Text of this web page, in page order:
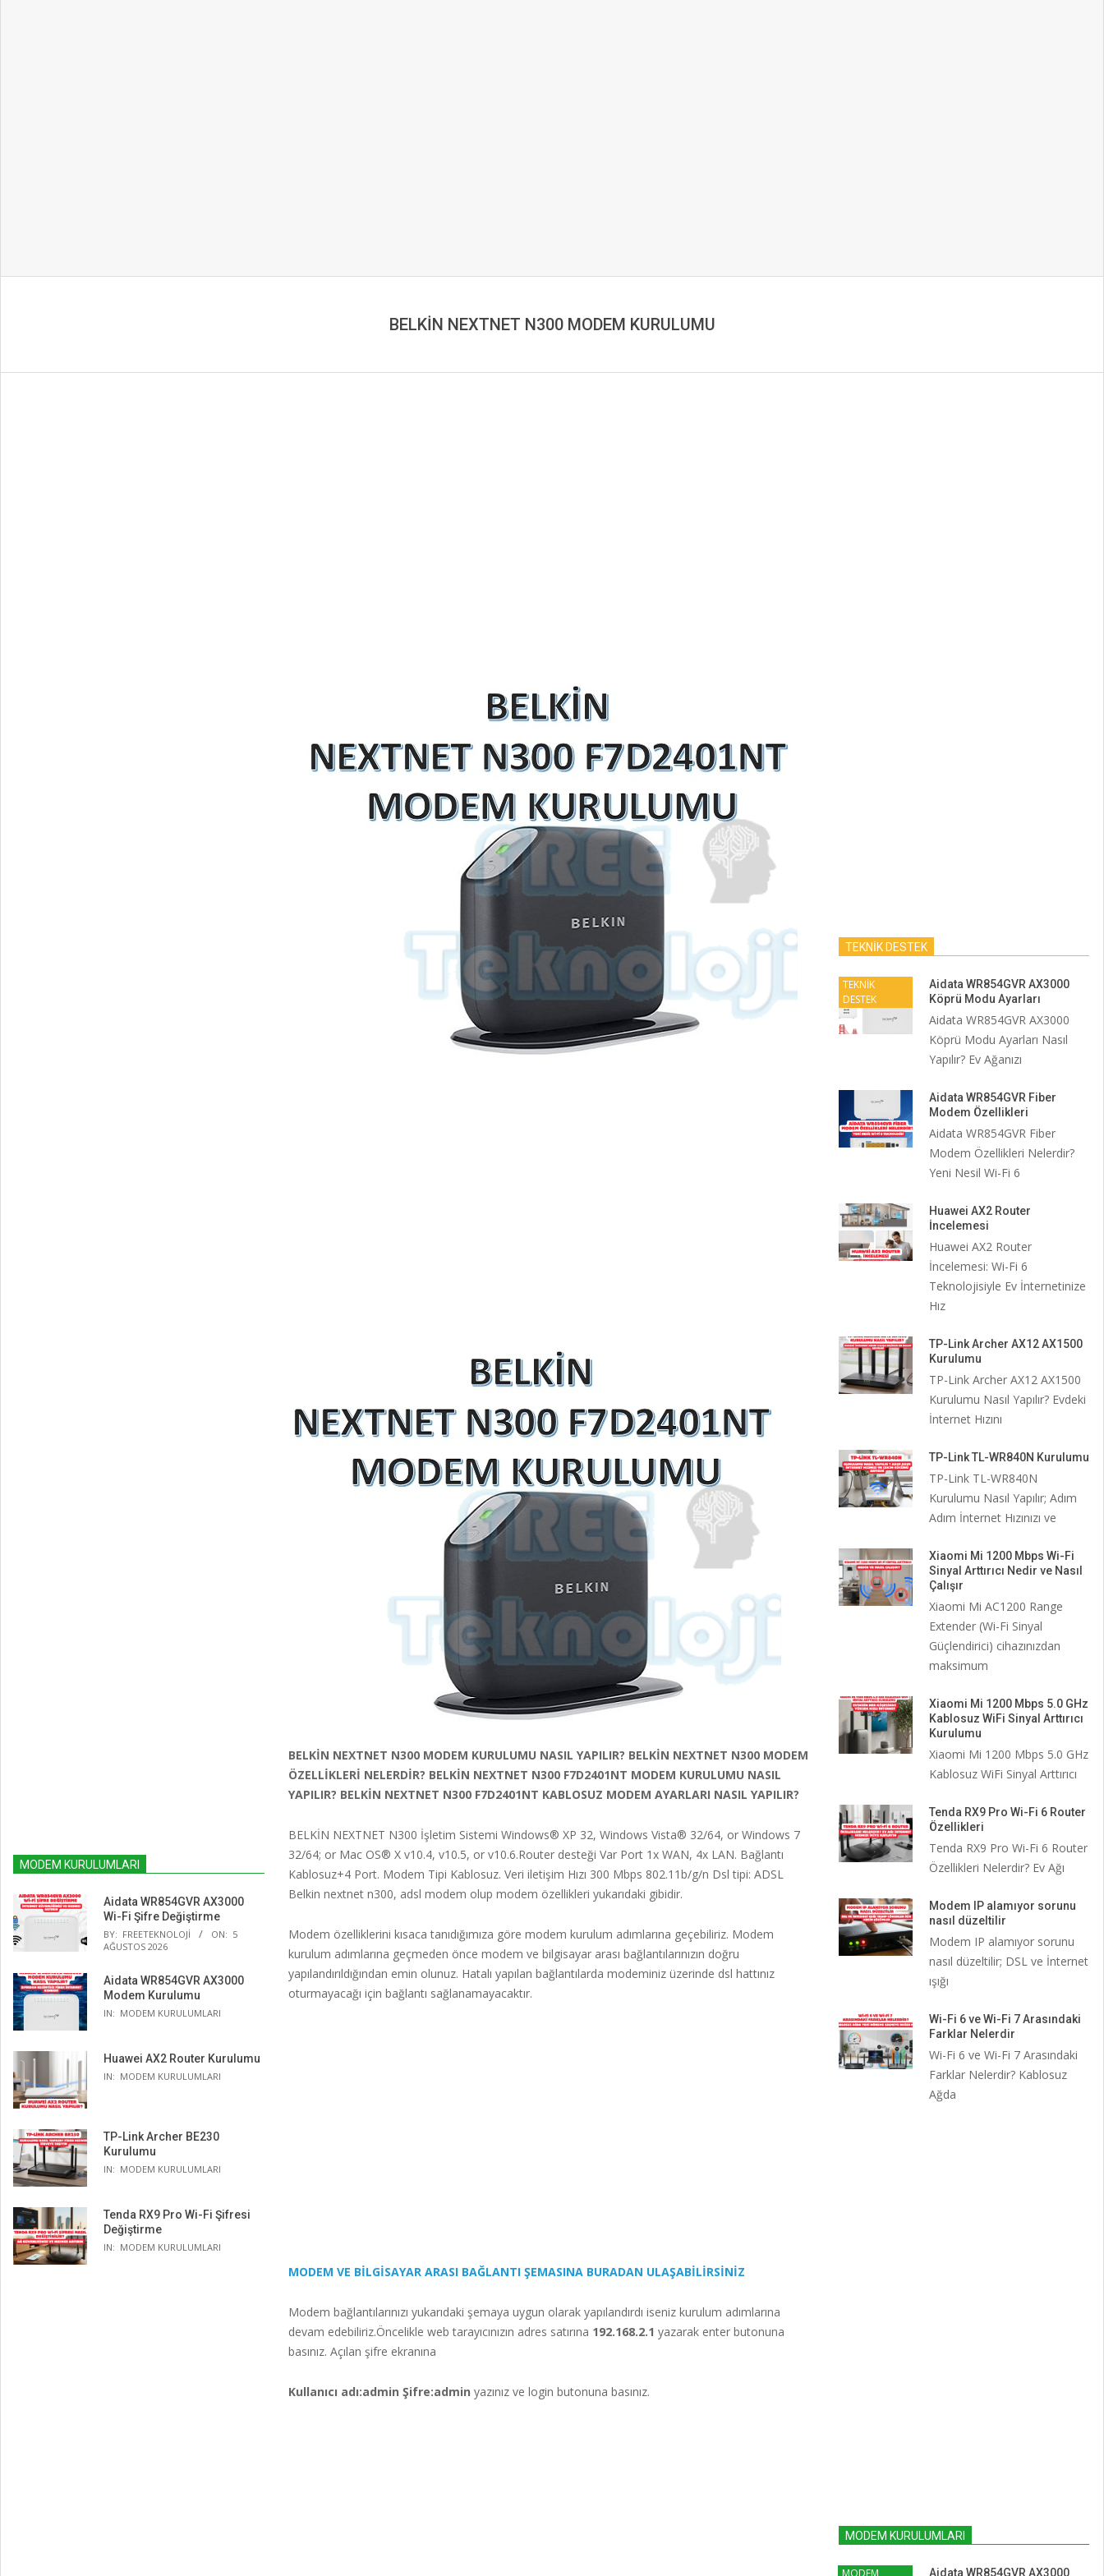
BELKİN NEXTNET N300 MODEM KURULUMU
BELKİN NEXTNET N300 MODEM KURULUMU NASIL YAPILIR? BELKİN NEXTNET N300 MODEM
ÖZELLİKLERİ NELERDİR? BELKİN NEXTNET N300 F7D2401NT MODEM KURULUMU NASIL
YAPILIR? BELKİN NEXTNET N300 F7D2401NT KABLOSUZ MODEM AYARLARI NASIL YAPILIR?
BELKİN NEXTNET N300 İşletim Sistemi Windows® XP 32, Windows Vista® 32/64, or Windows 7
32/64; or Mac OS® X v10.4, v10.5, or v10.6.Router desteği Var Port 1x WAN, 4x LAN. Bağlantı
Kablosuz+4 Port. Modem Tipi Kablosuz. Veri iletişim Hızı 300 Mbps 802.11b/g/n Dsl tipi: ADSL
Belkin nextnet n300, adsl modem olup modem özellikleri yukarıdaki gibidir.
Modem özelliklerini kısaca tanıdığımıza göre modem kurulum adımlarına geçebiliriz. Modem
kurulum adımlarına geçmeden önce modem ve bilgisayar arası bağlantılarınızın doğru
yapılandırıldığından emin olunuz. Hatalı yapılan bağlantılarda modeminiz üzerinde dsl hattınız
oturmayacağı için bağlantı sağlanamayacaktır.
MODEM VE BİLGİSAYAR ARASI BAĞLANTI ŞEMASINA BURADAN ULAŞABİLİRSİNİZ
Modem bağlantılarınızı yukarıdaki şemaya uygun olarak yapılandırdı iseniz kurulum adımlarına
devam edebiliriz.Öncelikle web tarayıcınızın adres satırına 192.168.2.1 yazarak enter butonuna
basınız. Açılan şifre ekranına
Kullanıcı adı:admin Şifre:admin yazınız ve login butonuna basınız.
MODEM KURULUMLARI
Aidata WR854GVR AX3000
Wi-Fi Şifre Değiştirme
BY: FREETEKNOLOJI ON: 5
AĞUSTOS 2026
Aidata WR854GVR AX3000
Modem Kurulumu
IN: MODEM KURULUMLARI
Huawei AX2 Router Kurulumu
IN: MODEM KURULUMLARI
TP-Link Archer BE230
Kurulumu
IN: MODEM KURULUMLARI
Tenda RX9 Pro Wi-Fi Şifresi
Değiştirme
IN: MODEM KURULUMLARI
TEKNİK DESTEK
TEKNİK
DESTEK
Aidata WR854GVR AX3000
Köprü Modu Ayarları
Aidata WR854GVR AX3000
Köprü Modu Ayarları Nasıl
Yapılır? Ev Ağanızı
Aidata WR854GVR Fiber
Modem Özellikleri
Aidata WR854GVR Fiber
Modem Özellikleri Nelerdir?
Yeni Nesil Wi-Fi 6
Huawei AX2 Router
İncelemesi
Huawei AX2 Router
İncelemesi: Wi-Fi 6
Teknolojisiyle Ev İnternetinize
Hız
TP-Link Archer AX12 AX1500
Kurulumu
TP-Link Archer AX12 AX1500
Kurulumu Nasıl Yapılır? Evdeki
İnternet Hızını
TP-Link TL-WR840N Kurulumu
TP-Link TL-WR840N
Kurulumu Nasıl Yapılır; Adım
Adım İnternet Hızınızı ve
Xiaomi Mi 1200 Mbps Wi-Fi
Sinyal Arttırıcı Nedir ve Nasıl
Çalışır
Xiaomi Mi AC1200 Range
Extender (Wi-Fi Sinyal
Güçlendirici) cihazınızdan
maksimum
Xiaomi Mi 1200 Mbps 5.0 GHz
Kablosuz WiFi Sinyal Arttırıcı
Kurulumu
Xiaomi Mi 1200 Mbps 5.0 GHz
Kablosuz WiFi Sinyal Arttırıcı
Tenda RX9 Pro Wi-Fi 6 Router
Özellikleri
Tenda RX9 Pro Wi-Fi 6 Router
Özellikleri Nelerdir? Ev Ağı
Modem IP alamıyor sorunu
nasıl düzeltilir
Modem IP alamıyor sorunu
nasıl düzeltilir; DSL ve İnternet
ışığı
Wi-Fi 6 ve Wi-Fi 7 Arasındaki
Farklar Nelerdir
Wi-Fi 6 ve Wi-Fi 7 Arasındaki
Farklar Nelerdir? Kablosuz
Ağda
MODEM KURULUMLARI
MODEM Aidata WR854GVR AX3000